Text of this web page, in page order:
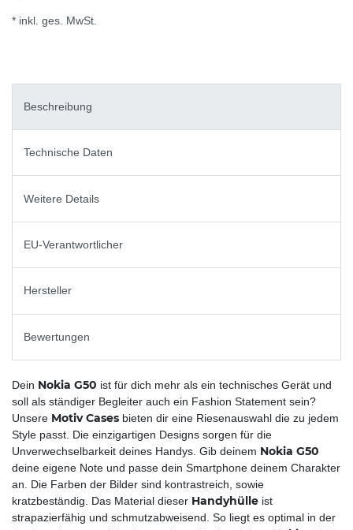
* inkl. ges. MwSt.
Beschreibung
Technische Daten
Weitere Details
EU-Verantwortlicher
Hersteller
Bewertungen
Dein Nokia G50 ist für dich mehr als ein technisches Gerät und
soll als ständiger Begleiter auch ein Fashion Statement sein?
Unsere Motiv Cases bieten dir eine Riesenauswahl die zu jedem
Style passt. Die einzigartigen Designs sorgen für die
Unverwechselbarkeit deines Handys. Gib deinem Nokia G50
deine eigene Note und passe dein Smartphone deinem Charakter
an. Die Farben der Bilder sind kontrastreich, sowie
kratzbeständig. Das Material dieser Handyhülle ist
strapazierfähig und schmutzabweisend. So liegt es optimal in der